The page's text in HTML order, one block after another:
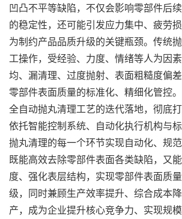
凹凸不平等缺陷，不仅会影响零部件后
的稳定性，还可能引发应力集中、疲劳
为制约产品品质升级的关键瓶颈。传统
工操作，受经验、力度、情绪等人为因
均、漏清理、过度抛射、表面粗糙度偏
零部件表面质量的标准化、精细化管控。
全自动抛丸清理工艺的迭代落地，彻底打
依托智能控制系统、自动化执行机构与
抛丸清理的每一个环节实现自动化、规范
既能高效去除零部件表面各类缺陷，又
度、强化表层结构，实现零部件表面质
级，同时兼顾生产效率提升、综合成本
产，成为企业提升核心竞争力、实现规